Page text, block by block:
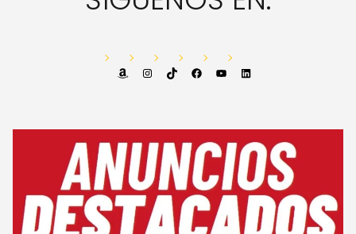
AmazonInstagram
TikTok FacebookYouTube